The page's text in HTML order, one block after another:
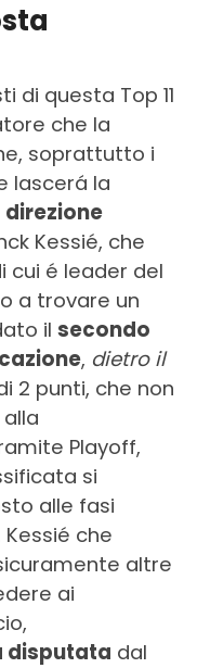
di questa Top 11
che la
soprattutto i
lascerá la
direzione
Kessié, che
cui é leader del
a trovare un
il secondo
, dietro il
2 punti, che non
Playoff,
si
alle fasi
che
altre
ai
disputata dal